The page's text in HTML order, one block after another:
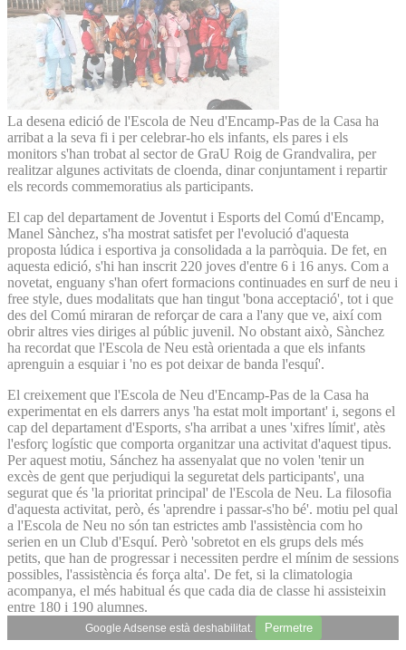
La desena edició de l'Escola de Neu d'Encamp-Pas de la Casa ha
arribat a la seva fi i per celebrar-ho els infants, els pares i els
monitors s'han trobat al sector de GraU Roig de Grandvalira, per
realitzar algunes activitats de cloenda, dinar conjuntament i repartir
els records commemoratius als participants.
El cap del departament de Joventut i Esports del Comú d'Encamp,
Manel Sànchez, s'ha mostrat satisfet per l'evolució d'aquesta
proposta lúdica i esportiva ja consolidada a la parròquia. De fet, en
aquesta edició, s'hi han inscrit 220 joves d'entre 6 i 16 anys. Com a
novetat, enguany s'han ofert formacions continuades en surf de neu i
free style, dues modalitats que han tingut 'bona acceptació', tot i que
des del Comú miraran de reforçar de cara a l'any que ve, així com
obrir altres vies diriges al públic juvenil. No obstant això, Sànchez
ha recordat que l'Escola de Neu està orientada a que els infants
aprenguin a esquiar i 'no es pot deixar de banda l'esquí'.
El creixement que l'Escola de Neu d'Encamp-Pas de la Casa ha
experimentat en els darrers anys 'ha estat molt important' i, segons el
cap del departament d'Esports, s'ha arribat a unes 'xifres límit', atès
l'esforç logístic que comporta organitzar una activitat d'aquest tipus.
Per aquest motiu, Sánchez ha assenyalat que no volen 'tenir un
excès de gent que perjudiqui la seguretat dels participants', una
segurat que és 'la prioritat principal' de l'Escola de Neu. La filosofia
d'aquesta activitat, però, és 'aprendre i passar-s'ho bé'. motiu pel qual
a l'Escola de Neu no són tan estrictes amb l'assistència com ho
serien en un Club d'Esquí. Però 'sobretot en els grups dels més
petits, que han de progressar i necessiten perdre el mínim de sessions
possibles, l'assistència és força alta'. De fet, si la climatologia
acompanya, el més habitual és que cada dia de classe hi assisteixin
entre 180 i 190 alumnes.
Google Adsense està deshabilitat. Permetre